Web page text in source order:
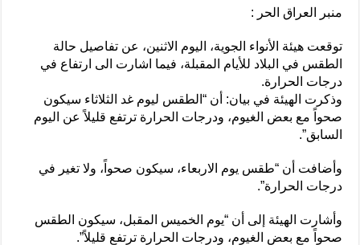
منبر العراق الحر :
توقعت هيئة الأنواء الجوية، اليوم الاثنين، عن تفاصيل حالة
الطقس في البلاد للأيام المقبلة، فيما اشارت الى ارتفاع في
درجات الحرارة.
وذكرت الهيئة في بيان: أن “الطقس ليوم غد الثلاثاء سيكون
صحواً مع بعض الغيوم، ودرجات الحرارة ترتفع قليلاً عن اليوم
السابق”.
وأضافت أن “طقس يوم الاربعاء، سيكون صحواً، ولا تغير في
درجات الحرارة”.
وأشارت الهيئة إلى أن “يوم الخميس المقبل، سيكون الطقس
صحواً مع بعض الغيوم، ودرجات الحرارة ترتفع قليلاً”.